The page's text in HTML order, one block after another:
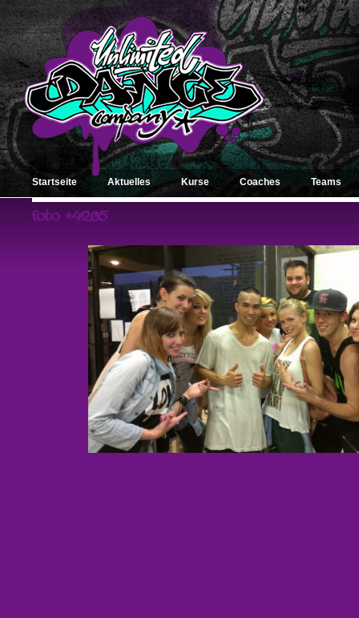
Startseite Aktuelles Kurse Coaches Teams